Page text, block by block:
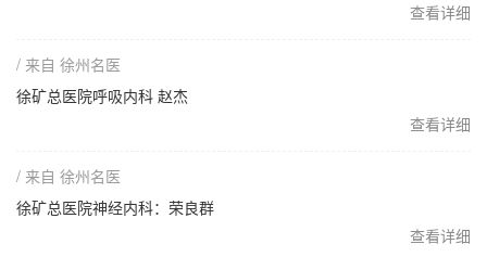
查看详细
/ 来自 徐州名医
徐矿总医院呼吸内科 赵杰
查看详细
/ 来自 徐州名医
徐矿总医院神经内科：荣良群
查看详细